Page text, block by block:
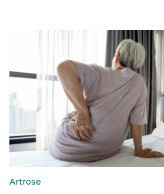
Artrose